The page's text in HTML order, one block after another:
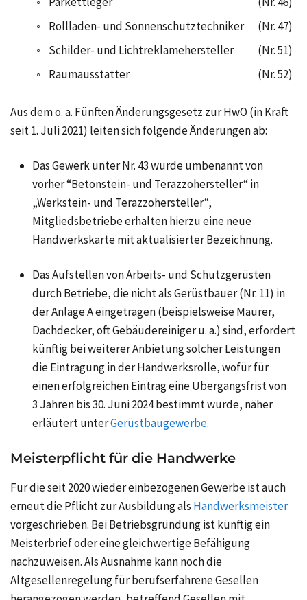
◦
Rollladen- und Sonnenschutztechniker
(Nr. 47)
◦
Schilder- und Lichtreklamehersteller
(Nr. 51)
◦
Raumausstatter (Nr. 52)
Aus demo. a. Fünften Änderungsgesetz zur HwO (in Kraft
seit1. Juli 2021) leiten sich folgende Änderungen ab:
Das Gewerk unterNr. 43wurde umbenannt von
vorher “Betonstein- und Terazzohersteller“ in
„Werkstein- und Terazzohersteller“,
Mitgliedsbetriebe erhalten hierzu eine neue
Handwerkskarte mit aktualisierter Bezeichnung.
Das Aufstellen von Arbeits- und Schutzgerüsten
durch Betriebe, die nicht als Gerüstbauer(Nr. 11) in
derAnlage Aeingetragen (beispielsweise Maurer,
Dachdecker, oft Gebäudereinigeru. a.) sind, erfordert
künftig bei weiterer Anbietung solcher Leistungen
die Eintragung in der Handwerksrolle, wofür für
einen erfolgreichen Eintrag eine Übergangsfrist von
3 Jahrenbis30. Juni 2024bestimmt wurde, näher
erläutert unterGerüstbaugewerbe.
Meisterpflicht für die Handwerke
Für die seit 2020 wieder einbezogenen Gewerbe ist auch
erneut die Pflicht zur Ausbildung als Handwerksmeister
vorgeschrieben. Bei Betriebsgründung ist künftig ein
Meisterbrief oder eine gleichwertige Befähigung
nachzuweisen. Als Ausnahme kann noch die
Altgesellenregelung für berufserfahrene Gesellen